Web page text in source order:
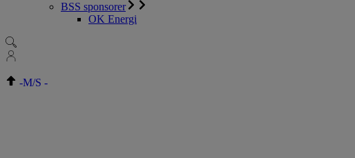
BSS sponsorer
OK Energi
-M/S -